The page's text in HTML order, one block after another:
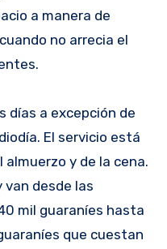
a manera de
no arrecia el
días a excepción de
El servicio está
y de la cena.
van desde las
mil guaraníes hasta
que cuestan